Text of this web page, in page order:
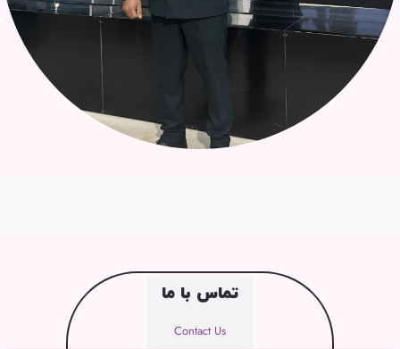
تماس با ما
Contact Us